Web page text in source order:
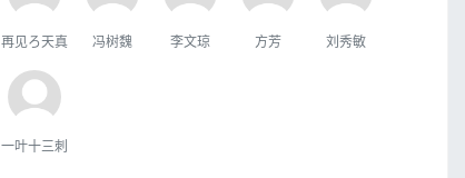
再见ろ天真 冯树魏 李文琼 方芳 刘秀敏
一叶十三刺